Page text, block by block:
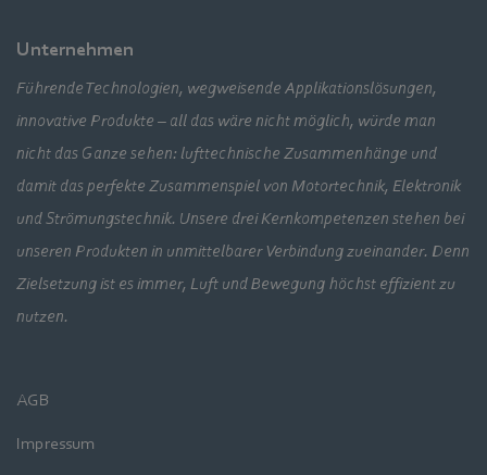
Unternehmen
Führende Technologien, wegweisende Applikationslösungen,
innovative Produkte – all das wäre nicht möglich, würde man
nicht das Ganze sehen: lufttechnische Zusammenhänge und
damit das perfekte Zusammenspiel von Motortechnik, Elektronik
und Strömungstechnik. Unsere drei Kernkompetenzen stehen bei
unseren Produkten in unmittelbarer Verbindung zueinander. Denn
Zielsetzung ist es immer, Luft und Bewegung höchst effizient zu
nutzen.
AGB
Impressum